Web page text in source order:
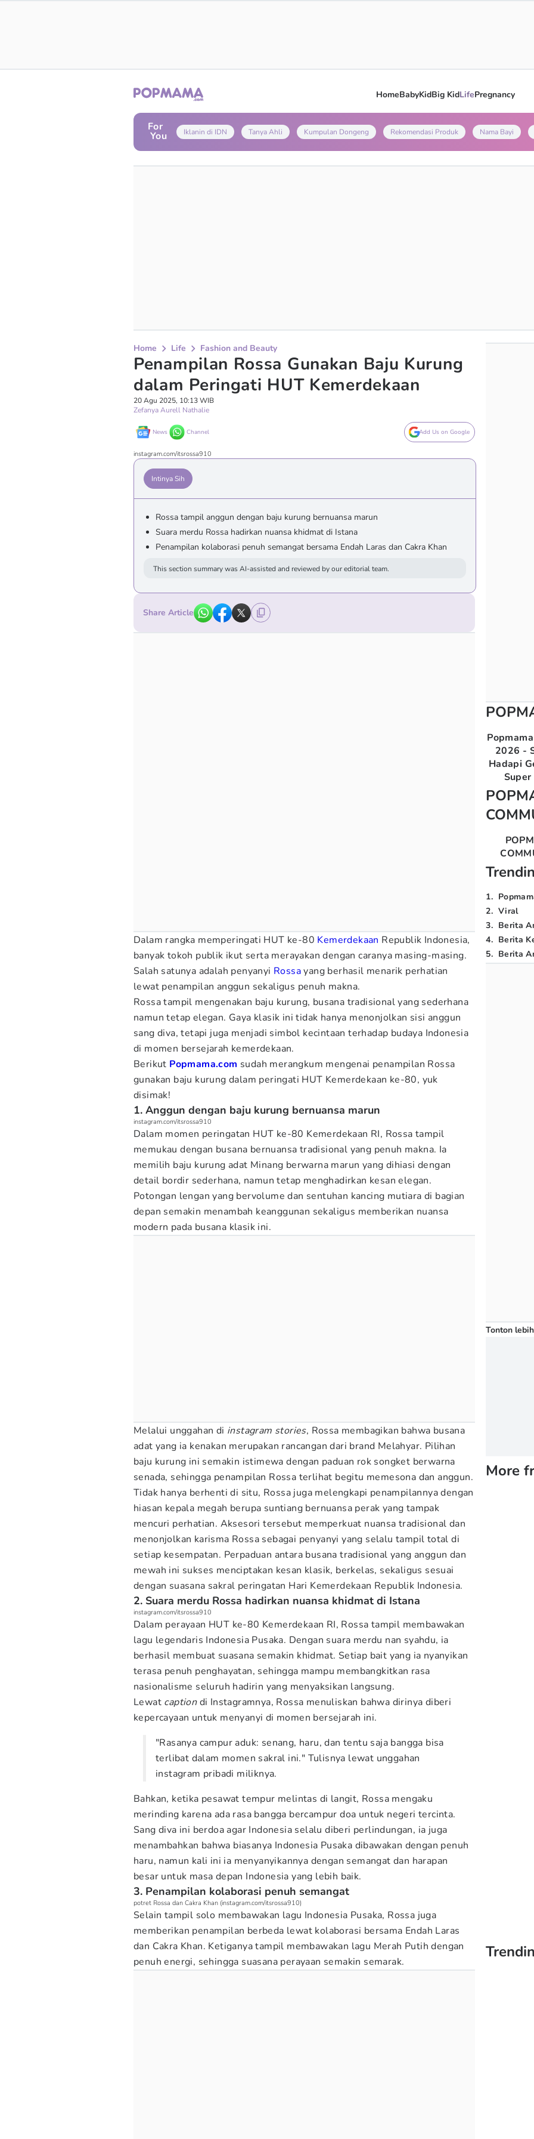
HomeBabyKidBig KidLifePregnancy
For
You Iklanin di IDN Tanya Ahli Kumpulan Dongeng Rekomendasi Produk Nama Bayi
Home Life Fashion and Beauty
Penampilan Rossa Gunakan Baju Kurung
dalam Peringati HUT Kemerdekaan
20 Agu 2025, 10:13 WIB
Zefanya Aurell Nathalie
News Channel Add Us on Google
instagram.com/itsrossa910
Intinya Sih
Rossa tampil anggun dengan baju kurung bernuansa marun
Suara merdu Rossa hadirkan nuansa khidmat di Istana
Penampilan kolaborasi penuh semangat bersama Endah Laras dan Cakra Khan
This section summary was AI-assisted and reviewed by our editorial team.
Share Article
Dalam rangka memperingati HUT ke-80 Kemerdekaan Republik Indonesia,
banyak tokoh publik ikut serta merayakan dengan caranya masing-masing.
Salah satunya adalah penyanyi Rossayang berhasil menarik perhatian
lewat penampilan anggun sekaligus penuh makna.
Rossa tampil mengenakan baju kurung, busana tradisional yang sederhana
namun tetap elegan. Gaya klasik ini tidak hanya menonjolkan sisi anggun
sang diva, tetapi juga menjadi simbol kecintaan terhadap budaya Indonesia
di momen bersejarah kemerdekaan.
Berikut Popmama.com sudah merangkum mengenai penampilan Rossa
gunakan baju kurung dalam peringati HUT Kemerdekaan ke-80, yuk
disimak!
1. Anggun dengan baju kurung bernuansa marun
instagram.com/itsrossa910
Dalam momen peringatan HUT ke-80 Kemerdekaan RI, Rossa tampil
memukau dengan busana bernuansa tradisional yang penuh makna. Ia
memilih baju kurung adat Minang berwarna marun yang dihiasi dengan
detail bordir sederhana, namun tetap menghadirkan kesan elegan.
Potongan lengan yang bervolume dan sentuhan kancing mutiara di bagian
depan semakin menambah keanggunan sekaligus memberikan nuansa
modern pada busana klasik ini.
Melalui unggahan di instagram stories, Rossa membagikan bahwa busana
adat yang ia kenakan merupakan rancangan dari brand Melahyar. Pilihan
baju kurung ini semakin istimewa dengan paduan rok songket berwarna
senada, sehingga penampilan Rossa terlihat begitu memesona dan anggun.
Tidak hanya berhenti di situ, Rossa juga melengkapi penampilannya dengan
hiasan kepala megah berupa suntiang bernuansa perak yang tampak
mencuri perhatian. Aksesori tersebut memperkuat nuansa tradisional dan
menonjolkan karisma Rossa sebagai penyanyi yang selalu tampil total di
setiap kesempatan. Perpaduan antara busana tradisional yang anggun dan
mewah ini sukses menciptakan kesan klasik, berkelas, sekaligus sesuai
dengan suasana sakral peringatan Hari Kemerdekaan Republik Indonesia.
2. Suara merdu Rossa hadirkan nuansa khidmat di Istana
instagram.com/itsrossa910
Dalam perayaan HUT ke-80 Kemerdekaan RI, Rossa tampil membawakan
lagu legendaris Indonesia Pusaka. Dengan suara merdu nan syahdu, ia
berhasil membuat suasana semakin khidmat. Setiap bait yang ia nyanyikan
terasa penuh penghayatan, sehingga mampu membangkitkan rasa
nasionalisme seluruh hadirin yang menyaksikan langsung.
Lewat captiondi Instagramnya, Rossa menuliskan bahwa dirinya diberi
kepercayaan untuk menyanyi di momen bersejarah ini.
"Rasanya campur aduk: senang, haru, dan tentu saja bangga bisa
terlibat dalam momen sakral ini." Tulisnya lewat unggahan
instagram pribadi miliknya.
Bahkan, ketika pesawat tempur melintas di langit, Rossa mengaku
merinding karena ada rasa bangga bercampur doa untuk negeri tercinta.
Sang diva ini berdoa agar Indonesia selalu diberi perlindungan, ia juga
menambahkan bahwa biasanya Indonesia Pusaka dibawakan dengan penuh
haru, namun kali ini ia menyanyikannya dengan semangat dan harapan
besar untuk masa depan Indonesia yang lebih baik.
3. Penampilan kolaborasi penuh semangat
potret Rossa dan Cakra Khan (instagram.com/itsrossa910)
Selain tampil solo membawakan lagu Indonesia Pusaka, Rossa juga
memberikan penampilan berbeda lewat kolaborasi bersama Endah Laras
dan Cakra Khan. Ketiganya tampil membawakan lagu Merah Putih dengan
penuh energi, sehingga suasana perayaan semakin semarak.
2026 -
Hadapi
1.
2. Viral
3. Berita
4. Berita
5. Berita
Tonton
More